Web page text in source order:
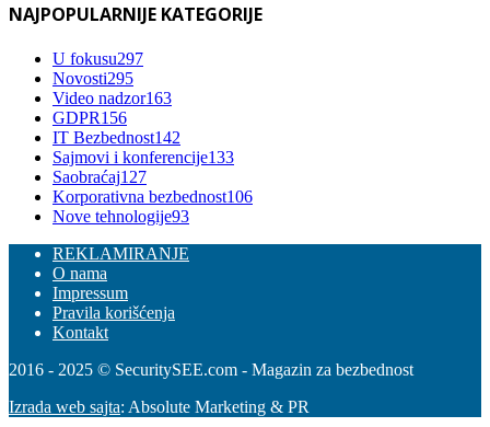
NAJPOPULARNIJE KATEGORIJE
U fokusu297
Novosti295
Video nadzor163
GDPR156
IT Bezbednost142
Sajmovi i konferencije133
Saobraćaj127
Korporativna bezbednost106
Nove tehnologije93
REKLAMIRANJE
O nama
Impressum
Pravila korišćenja
Kontakt
2016 - 2025 © SecuritySEE.com - Magazin za bezbednost
Izrada web sajta: Absolute Marketing & PR